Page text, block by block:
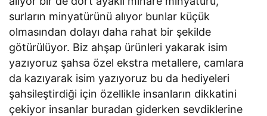
surların minyatürünü alıyor bunlar küçük
olmasından dolayı daha rahat bir şekilde
götürülüyor. Biz ahşap ürünleri yakarak isim
yazıyoruz şahsa özel ekstra metallere, camlara
da kazıyarak isim yazıyoruz bu da hediyeleri
şahsileştirdiği için özellikle insanların dikkatini
çekiyor insanlar buradan giderken sevdiklerine